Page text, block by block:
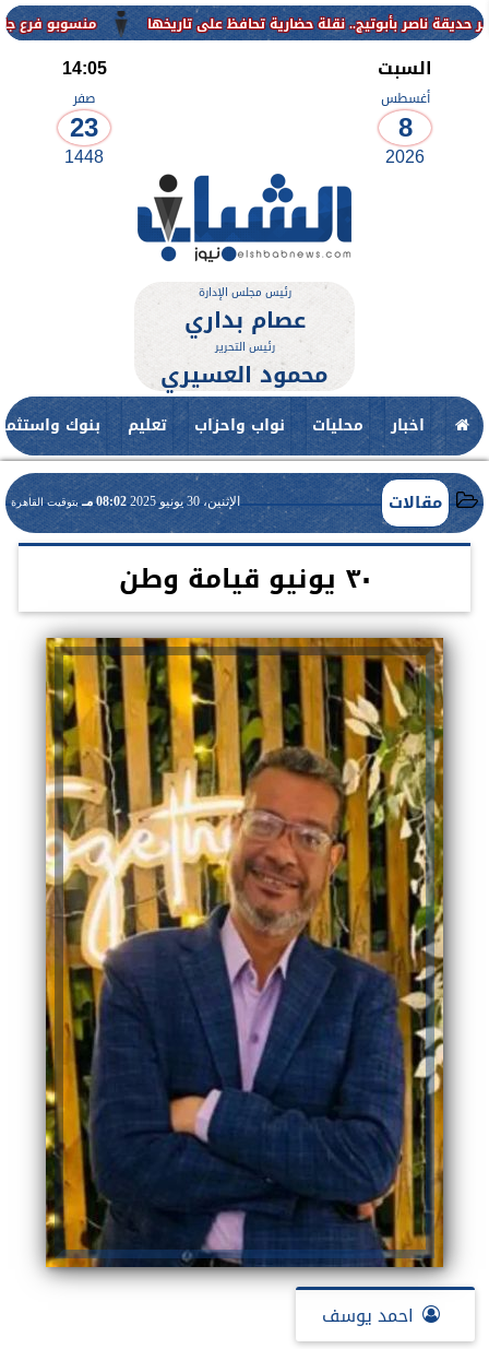
منسوبو فرع جامعة الأزهر
السبت
أغسطس
8
2026
14:05
صفر
23
1448
رئيس مجلس الإدارة
عصام بداري
رئيس التحرير
محمود العسيري
اخبار محليات نواب واحزاب تعليم بنوك
مقالات الإثنين، 30 يونيو 2025 08:02 مـ بتوقيت القاهرة
٣٠ يونيو قيامة وطن
احمد يوسف